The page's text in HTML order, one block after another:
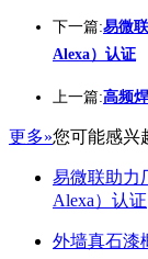
下一篇:易微
Alexa）认证
上一篇:高频
更多»您可能感兴
易微联助力
Alexa）认证
外墙真石漆